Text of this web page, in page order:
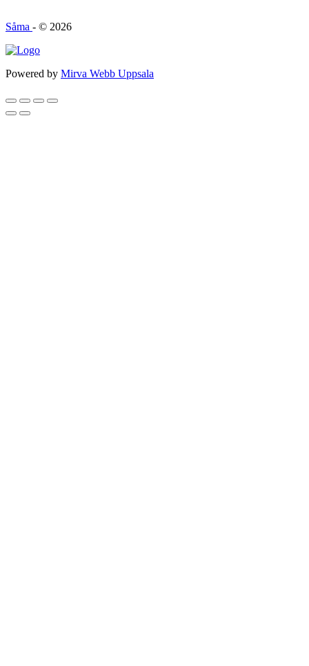
Såma - © 2026
Powered by Mirva Webb Uppsala